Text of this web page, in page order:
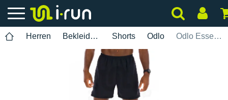
Herren Bekleidung Shorts Odlo Odlo Essential 2.0 (15 cm) Herren 6 INCH